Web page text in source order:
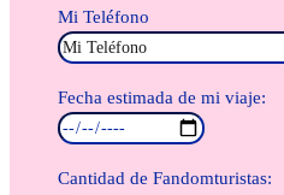
Mi Teléfono
Fecha estimada de mi viaje:
Cantidad de Fandomturistas: